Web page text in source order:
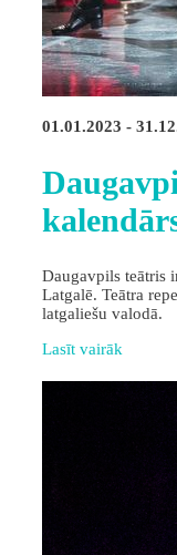
01.01.2023 -
Daugavpils teātris
Latgalē. Teātra
latgaliešu valodā.
Lasīt vairāk